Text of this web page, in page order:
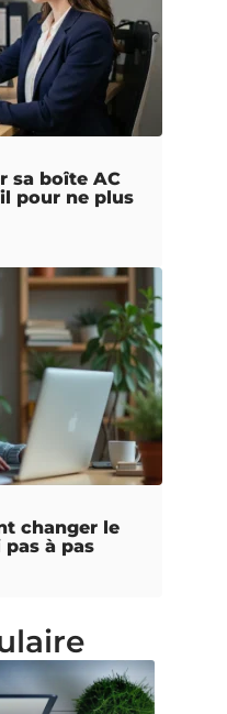
sa boîte AC
pour ne plus
changer le
à pas